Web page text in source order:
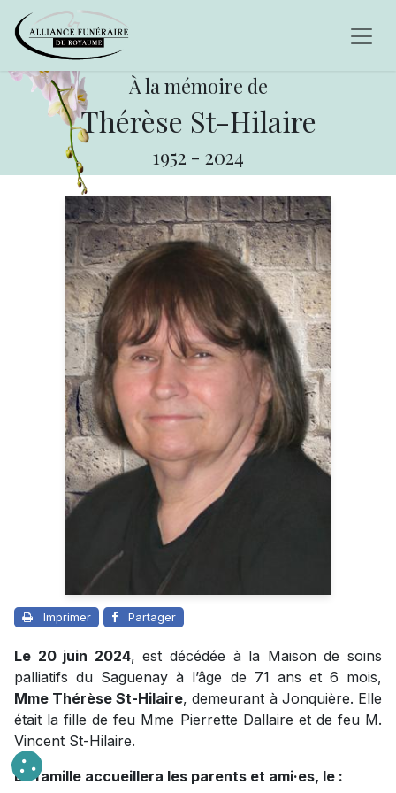
À la mémoire de
Thérèse St-Hilaire
1952 - 2024
Imprimer Partager
Le 20 juin 2024, est décédée à la Maison de soins
palliatifs du Saguenay à l’âge de 71 ans et 6 mois,
Mme Thérèse St-Hilaire, demeurant à Jonquière. Elle
était la fille de feu Mme Pierrette Dallaire et de feu M.
Vincent St-Hilaire.
La famille accueillera les parents et ami·es, le :